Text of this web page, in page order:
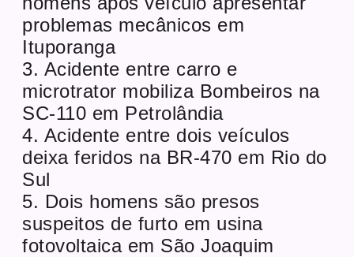
problemas mecânicos em
Ituporanga
3. Acidente entre carro e
microtrator mobiliza Bombeiros na
SC-110 em Petrolândia
4. Acidente entre dois veículos
deixa feridos na BR-470 em Rio do
Sul
5. Dois homens são presos
suspeitos de furto em usina
fotovoltaica em São Joaquim